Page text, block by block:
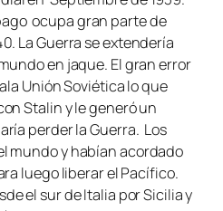
ocupa gran parte de
La Guerra se extendería
en jaque. El gran error
Unión Soviética lo que
Stalin y le generó un
perder la Guerra. Los
mundo y habían acordado
luego liberar el Pacífico.
el sur de Italia por Sicilia y